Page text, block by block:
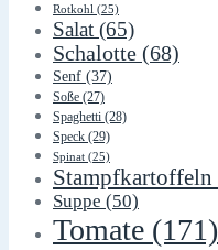
Rotkohl (25)
Salat (65)
Schalotte (68)
Senf (37)
Soße (27)
Spaghetti (28)
Speck (29)
Spinat (25)
Stampfkartoffeln
Suppe (50)
Tomate (171)